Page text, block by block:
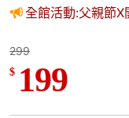
全館活動:父親節
299
$ 199